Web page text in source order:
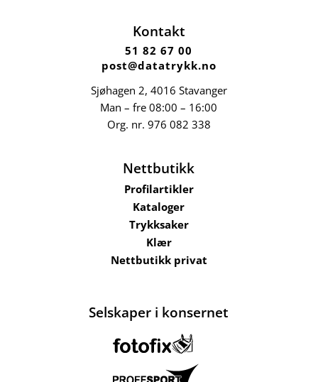
Kontakt
51 82 67 00
post@datatrykk.no
Sjøhagen 2, 4016 Stavanger
Man – fre 08:00 – 16:00
Org. nr. 976 082 338
Nettbutikk
Profilartikler
Kataloger
Trykksaker
Klær
Nettbutikk privat
Selskaper i konsernet